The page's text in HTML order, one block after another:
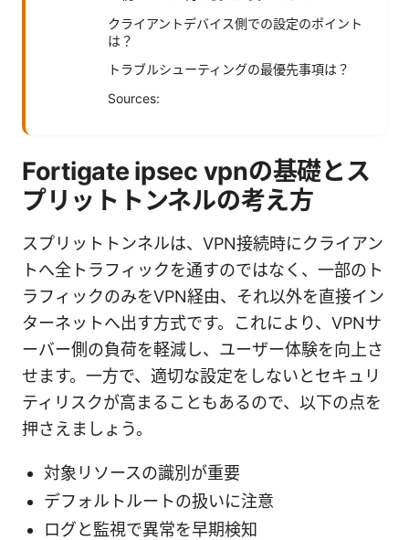
クライアントデバイス側での設定のポイント
は？
トラブルシューティングの最優先事項は？
Sources:
Fortigate ipsec vpnの基礎とス
プリットトンネルの考え方
スプリットトンネルは、VPN接続時にクライアン
トへ全トラフィックを通すのではなく、一部のト
ラフィックのみをVPN経由、それ以外を直接イン
ターネットへ出す方式です。これにより、VPNサ
ーバー側の負荷を軽減し、ユーザー体験を向上さ
せます。一方で、適切な設定をしないとセキュリ
ティリスクが高まることもあるので、以下の点を
押さえましょう。
対象リソースの識別が重要
デフォルトルートの扱いに注意
ログと監視で異常を早期検知